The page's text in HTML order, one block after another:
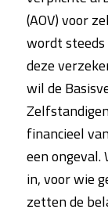
(AOV) voor
wordt
deze
wil de
financieel
een ongeval.
in, voor wie
zetten de